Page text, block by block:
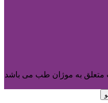
متعلق به موژان طب می باشد